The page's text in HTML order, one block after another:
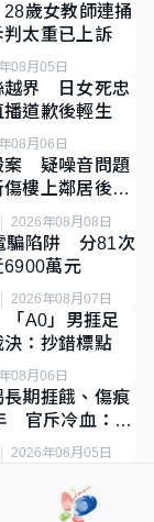
歲女教師連捅
太重已上訴
08月05日
越界 日女死忠
道歉後輕生
08月06日
案 疑噪音問題
樓上鄰居後墮
2026年08月08日
騙陷阱 分81次
6900萬元
2026年08月07日
A0」男捱足
：抄錯標點
08月06日
期捱餓、傷痕
官斥冷血：同
2026年08月05日